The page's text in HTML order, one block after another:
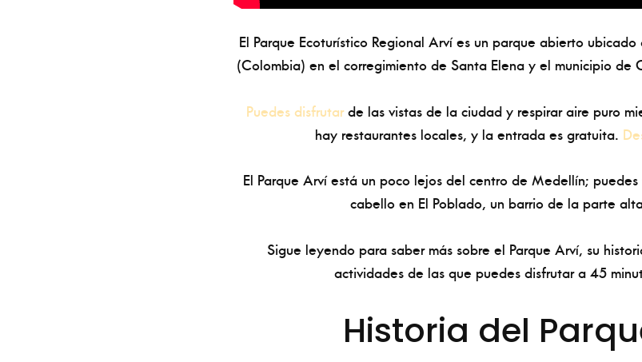
El Parque Ecoturístico Regional Arví es un parque abierto
(Colombia) en el corregimiento de Santa Elena y el municipio de
Puedes disfrutarde las vistas de la ciudad y respirar aire puro
hay restaurantes locales, y la entrada es gratuita.
El Parque Arví está un poco lejos del centro de Medellín;
cabello en El Poblado, un barrio de la parte
Sigue leyendo para saber más sobre el Parque Arví, su
actividades de las que puedes disfrutar a 45
Historia del